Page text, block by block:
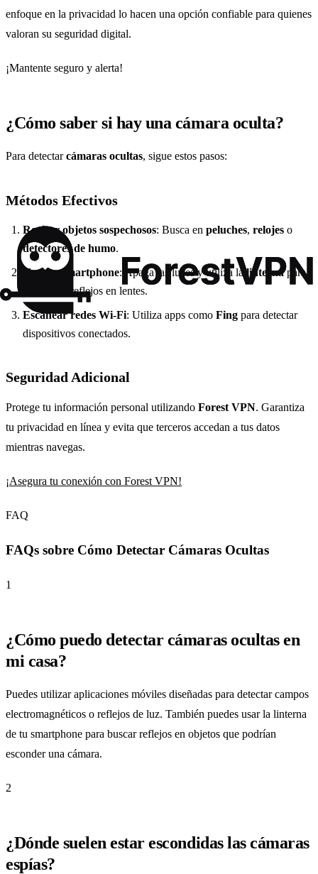
enfoque en la privacidad lo hacen una opción confiable para quienes
valoran su seguridad digital.
¡Mantente seguro y alerta!
¿Cómo saber si hay una cámara oculta?
Para detectarcámaras ocultas, sigue estos pasos:
Métodos Efectivos
Revisar objetos sospechosos: Busca en peluches, relojes o
detectores de humo.
Usar tu smartphone: Apaga las luces y utiliza lalinternapara
identificar reflejos en lentes.
Escanear redes Wi-Fi: Utiliza apps como Fing para detectar
dispositivos conectados.
Seguridad Adicional
Protege tu información personal utilizando Forest VPN. Garantiza
tu privacidad en línea y evita que terceros accedan a tus datos
mientras navegas.
¡Asegura tu conexión con Forest VPN!
FAQ
FAQs sobre Cómo Detectar Cámaras Ocultas
1
¿Cómo puedo detectar cámaras ocultas en
mi casa?
Puedes utilizar aplicaciones móviles diseñadas para detectar campos
electromagnéticos o reflejos de luz. También puedes usar la linterna
de tu smartphone para buscar reflejos en objetos que podrían
esconder una cámara.
2
¿Dónde suelen estar escondidas las cámaras
espías?